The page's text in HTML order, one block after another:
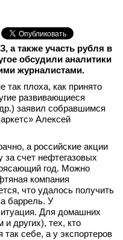
а также участь рубля в
обсудили аналитики
журналистами.
так плоха, как принято
развивающиеся
заявил собравшимся
Алексей
а российские акции
счет нефтегазовых
год. Можно
компания
что удалось получить
баррель. У
Для домашних
и других), тех, кто
себе, а у экспортеров